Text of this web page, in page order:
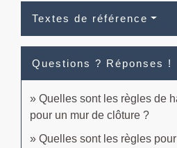
Textes de référence
Questions ? Réponses !
Quelles sont les règles de
pour un mur de clôture ?
Quelles sont les règles